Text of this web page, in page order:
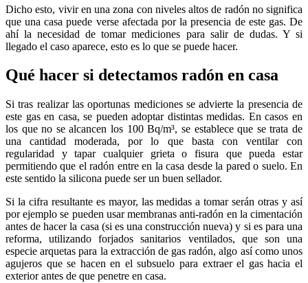
Dicho esto, vivir en una zona con niveles altos de radón no significa
que una casa puede verse afectada por la presencia de este gas. De
ahí la necesidad de tomar mediciones para salir de dudas. Y si
llegado el caso aparece, esto es lo que se puede hacer.
Qué hacer si detectamos radón en casa
Si tras realizar las oportunas mediciones se advierte la presencia de
este gas en casa, se pueden adoptar distintas medidas. En casos en
los que no se alcancen los 100 Bq/m³, se establece que se trata de
una cantidad moderada, por lo que basta con ventilar con
regularidad y tapar cualquier grieta o fisura que pueda estar
permitiendo que el radón entre en la casa desde la pared o suelo. En
este sentido la silicona puede ser un buen sellador.
Si la cifra resultante es mayor, las medidas a tomar serán otras y así
por ejemplo se pueden usar membranas anti-radón en la cimentación
antes de hacer la casa (si es una construcción nueva) y si es para una
reforma, utilizando forjados sanitarios ventilados, que son una
especie arquetas para la extracción de gas radón, algo así como unos
agujeros que se hacen en el subsuelo para extraer el gas hacia el
exterior antes de que penetre en casa.